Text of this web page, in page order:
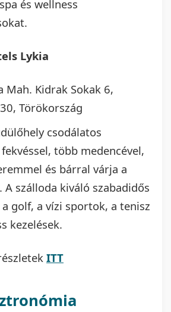
és wellness
Lykia
Mah. Kidrak Sokak 6,
Törökország
csodálatos
több medencével,
és bárral várja a
A szálloda kiváló szabadidős
golf, a vízi sportok, a tenisz
kezelések.
ITT